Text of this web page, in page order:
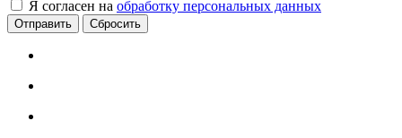
Я согласен на обработку персональных данных
Сбросить